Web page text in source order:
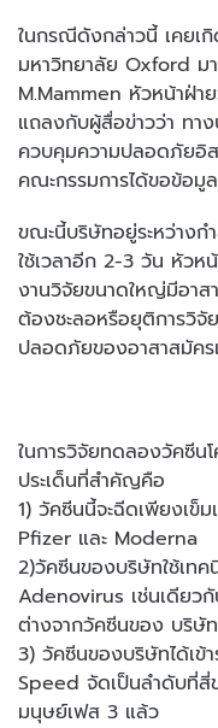
ในกรณีดังกล่าวนี้ เคยเ
มหาวิทยาลัย Oxford ม
M.Mammen หัวหน้าฝ่
แถลงกับผู้สื่อข่าวว่า ทา
ควบคุมความปลอดภัยอิส
คณะกรรมการได้ขอข้อมู
ขณะนี้บริษัทอยู่ระหว่างก
ใช้เวลาอีก 2-3 วัน หัวห
งานวิจัยขนาดใหญ่มีอาส
ต้องชะลอหรือยุติการวิจั
ปลอดภัยของอาสาสมัค
ในการวิจัยทดลองวัคซี
ประเด็นที่สำคัญคือ
1) วัคซีนนี้จะฉีดเพียงเข็
Pfizer และ Moderna
2)วัคซีนของบริษัทใช้เท
Adenovirus เช่นเดีย
ต่างจากวัคซีนของ บริษั
3) วัคซีนของบริษัทได้เข้
Speed จัดเป็นลำดับที่สี่
มนุษย์เฟส 3 แล้ว